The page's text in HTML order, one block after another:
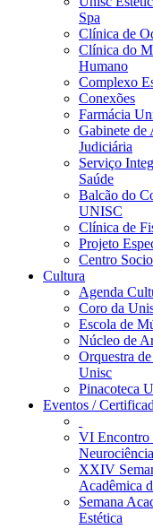
Spa
Clínica de
Clínica do
Humano
Complexo
Conexões
Farmácia
Gabinete de
Judiciária
Serviço
Saúde
Balcão do
UNISC
Clínica de
Projeto
Centro
Cultura
Agenda
Coro da
Escola de
Núcleo de
Orquestra
Unisc
Pinacoteca
Eventos /
VI Encontro
XXIV
Acadêmica
Semana
Estética